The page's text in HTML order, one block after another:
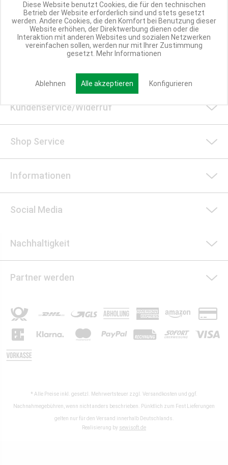
E-MAIL*
Anmelden
Kundenservice/Widerruf
Shop Service
Informationen
Social Media
Nachhaltigkeit
Partner werden
* Alle Preise inkl. gesetzl. Mehrwertsteuer zzgl. Versandkosten und ggf.
Nachnahmegebühren, wenn nicht anders beschrieben. Pünktlich zum Fest Lieferungen
gelten nur für den Versand innerhalb Deutschlands.
Realisierung by sewisoft.de
Diese Website benutzt Cookies, die für den technischen
Betrieb der Website erforderlich sind und stets gesetzt
werden. Andere Cookies, die den Komfort bei Benutzung dieser
Website erhöhen, der Direktwerbung dienen oder die
Interaktion mit anderen Websites und sozialen Netzwerken
vereinfachen sollen, werden nur mit Ihrer Zustimmung
gesetzt. Mehr Informationen
Ablehnen Alle akzeptieren Konfigurieren